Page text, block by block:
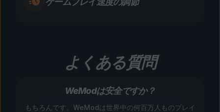
よくある質問
WeModは安全ですか？
もちろんです。WeModは世界中の何百万人ものプレイ